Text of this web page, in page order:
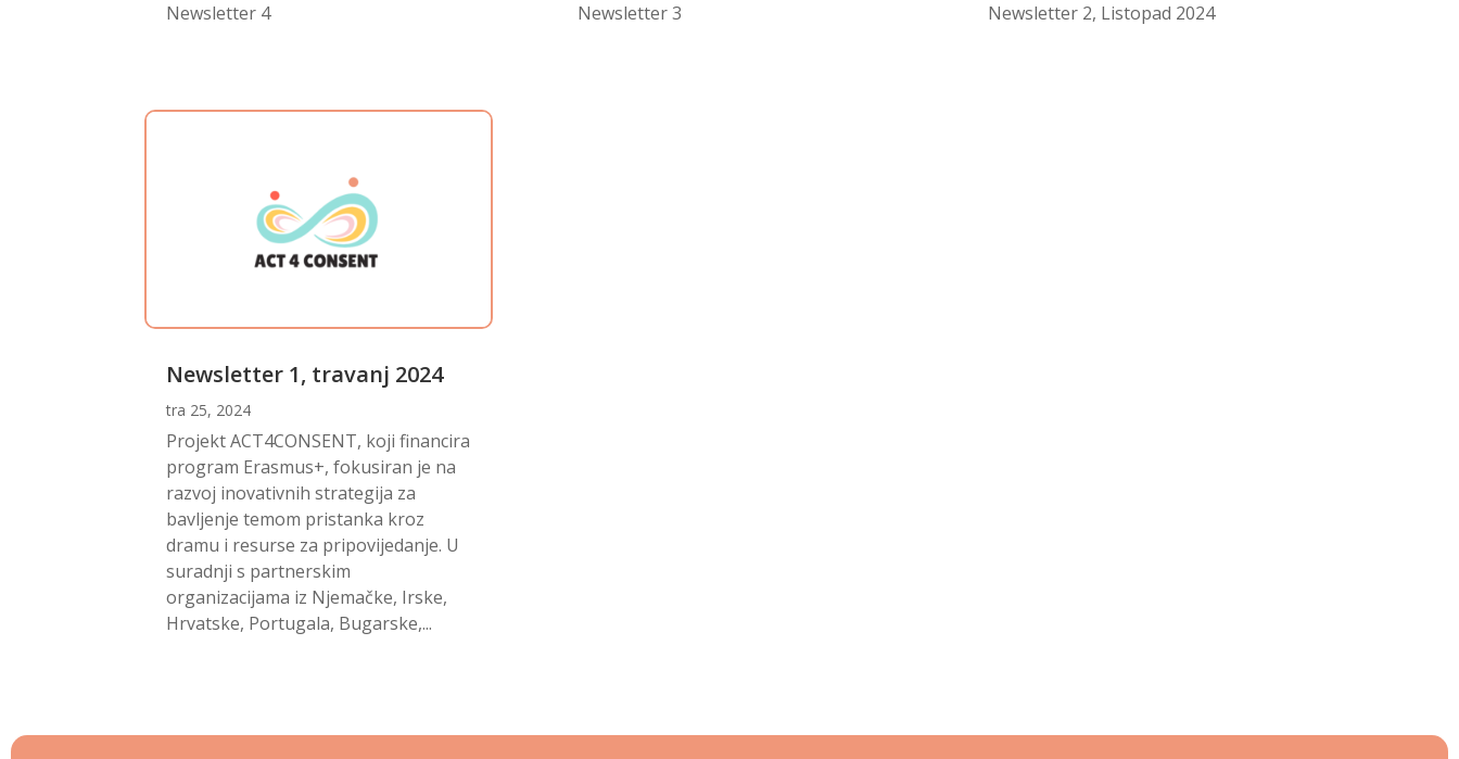
Newsletter 4
Newsletter 1, travanj 2024
tra 25, 2024
Projekt ACT4CONSENT, koji financira
program Erasmus+, fokusiran je na
razvoj inovativnih strategija za
bavljenje temom pristanka kroz
dramu i resurse za pripovijedanje. U
suradnji s partnerskim
organizacijama iz Njemačke, Irske,
Hrvatske, Portugala, Bugarske,...
Newsletter 3 Newsletter 2, Listopad 2024